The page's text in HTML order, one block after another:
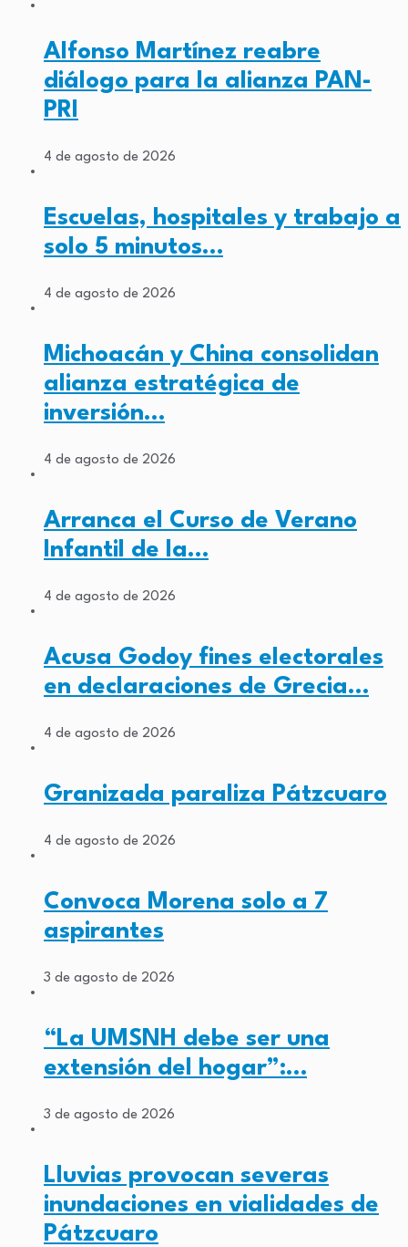
Alfonso Martínez reabre
diálogo para la alianza PAN-
PRI
4 de agosto de 2026
Escuelas, hospitales y trabajo a
solo 5 minutos…
4 de agosto de 2026
Michoacán y China consolidan
alianza estratégica de
inversión…
4 de agosto de 2026
Arranca el Curso de Verano
Infantil de la…
4 de agosto de 2026
Acusa Godoy fines electorales
en declaraciones de Grecia…
4 de agosto de 2026
Granizada paraliza Pátzcuaro
4 de agosto de 2026
Convoca Morena solo a 7
aspirantes
3 de agosto de 2026
“La UMSNH debe ser una
extensión del hogar”:…
3 de agosto de 2026
Lluvias provocan severas
inundaciones en vialidades de
Pátzcuaro